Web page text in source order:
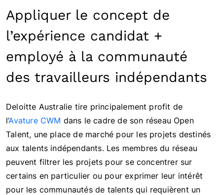
Appliquer le concept de
l’expérience candidat +
employé à la communauté
des travailleurs indépendants
Deloitte Australie tire principalement profit de
l’Avature CWM dans le cadre de son réseau Open
Talent, une place de marché pour les projets destinés
aux talents indépendants. Les membres du réseau
peuvent filtrer les projets pour se concentrer sur
certains en particulier ou pour exprimer leur intérêt
pour les communautés de talents qui requièrent un